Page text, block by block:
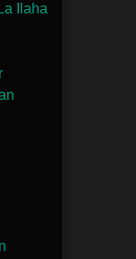
Ilaha